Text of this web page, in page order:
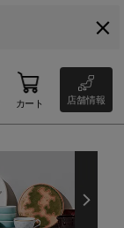
カート 店舗情報